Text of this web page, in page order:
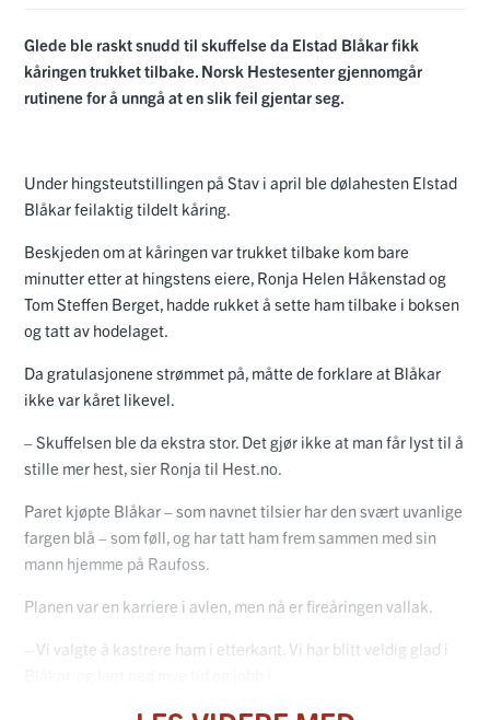
Glede ble raskt snudd til skuffelse da Elstad Blåkar fikk
kåringen trukket tilbake. Norsk Hestesenter gjennomgår
rutinene for å unngå at en slik feil gjentar seg.
Under hingsteutstillingen på Stav i april ble dølahesten Elstad
Blåkar feilaktig tildelt kåring.
Beskjeden om at kåringen var trukket tilbake kom bare
minutter etter at hingstens eiere, Ronja Helen Håkenstad og
Tom Steffen Berget, hadde rukket å sette ham tilbake i boksen
og tatt av hodelaget.
Da gratulasjonene strømmet på, måtte de forklare at Blåkar
ikke var kåret likevel.
– Skuffelsen ble da ekstra stor. Det gjør ikke at man får lyst til å
stille mer hest, sier Ronja til Hest.no.
Paret kjøpte Blåkar – som navnet tilsier har den svært uvanlige
fargen blå – som føll, og har tatt ham frem sammen med sin
mann hjemme på Raufoss.
Planen var en karriere i avlen, men nå er fireåringen vallak.
– Vi valgte å kastrere ham i etterkant. Vi har blitt veldig glad i